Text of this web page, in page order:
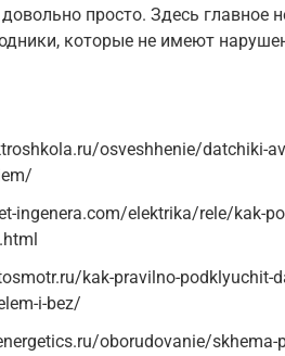
просто. Здесь главное
которые не имеют
osveshhenie/datchiki-
ingenera.com/elektrika/rele/kak-
kak-pravilno-podklyuchit-
i-bez/
oborudovanie/